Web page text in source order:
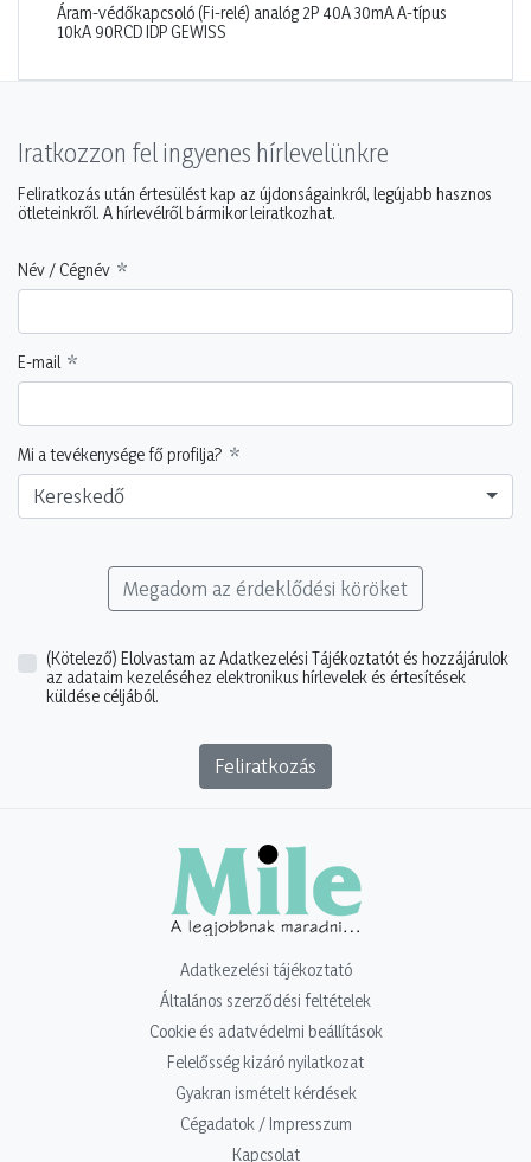
Áram-védőkapcsoló (Fi-relé) analóg 2P 40A 30mA A-típus
10kA 90RCD IDP GEWISS
Iratkozzon fel ingyenes hírlevelünkre
Feliratkozás után értesülést kap az újdonságainkról, legújabb hasznos
ötleteinkről. A hírlevélről bármikor leiratkozhat.
Név / Cégnév
E-mail
Mi a tevékenysége fő profilja?
Kereskedő
Megadom az érdeklődési köröket
(Kötelező) Elolvastam az Adatkezelési Tájékoztatót és hozzájárulok
az adataim kezeléséhez elektronikus hírlevelek és értesítések
küldése céljából.
Feliratkozás
Adatkezelési tájékoztató
Általános szerződési feltételek
Cookie és adatvédelmi beállítások
Felelősség kizáró nyilatkozat
Gyakran ismételt kérdések
Cégadatok / Impresszum
Kapcsolat